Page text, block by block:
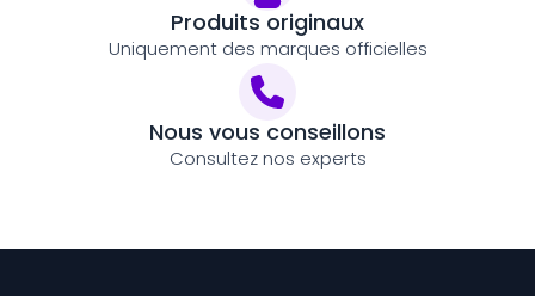
Produits originaux
Uniquement des marques officielles
Nous vous conseillons
Consultez nos experts